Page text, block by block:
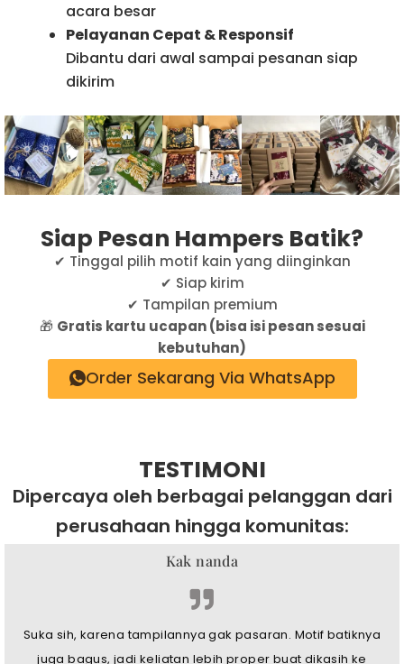
acara besar
Pelayanan Cepat & Responsif
Dibantu dari awal sampai pesanan siap
dikirim
Siap Pesan Hampers Batik?
✔ Tinggal pilih motif kain yang diinginkan
✔ Siap kirim
✔ Tampilan premium
🎁 Gratis kartu ucapan (bisa isi pesan sesuai
kebutuhan)
Order Sekarang Via WhatsApp
TESTIMONI
Dipercaya oleh berbagai pelanggan dari
perusahaan hingga komunitas:
Kak nanda
Suka sih, karena tampilannya gak pasaran. Motif batiknya
juga bagus, jadi keliatan lebih proper buat dikasih ke